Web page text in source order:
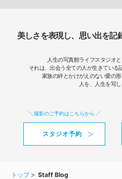
美しさを表現し、思い出を記
人生の写真館ライフスタジオ
それは、出会う全ての人が生きている
家族の絆とかけがえのない愛の形
人を、人生を写し
撮影のご予約はこちらから
スタジオ予約
トップ Staff Blog